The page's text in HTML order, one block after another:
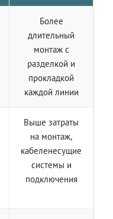
Более
длительный
монтаж с
разделкой и
прокладкой
каждой линии
Выше затраты
на монтаж,
кабеленесущие
системы и
подключения